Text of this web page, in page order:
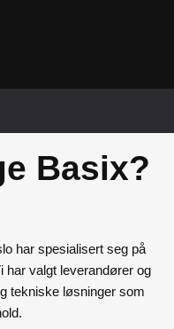
Basix?
har spesialisert seg på
har valgt leverandører og
tekniske løsninger som